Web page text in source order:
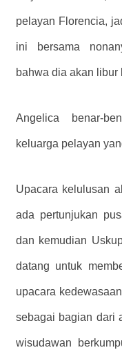
pelayan Florencia,
ini bersama
bahwa dia akan libur
Angelica benar-
keluarga pelayan
Upacara kelulusan
ada pertunjukan
dan kemudian
datang untuk
upacara
sebagai bagian dari
wisudawan